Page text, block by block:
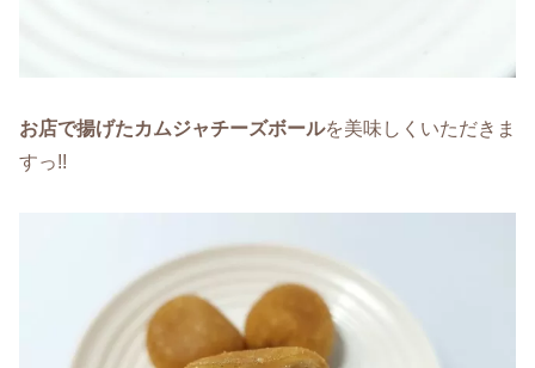
お店で揚げたカムジャチーズボールを美味しくいただきま
すっ!!